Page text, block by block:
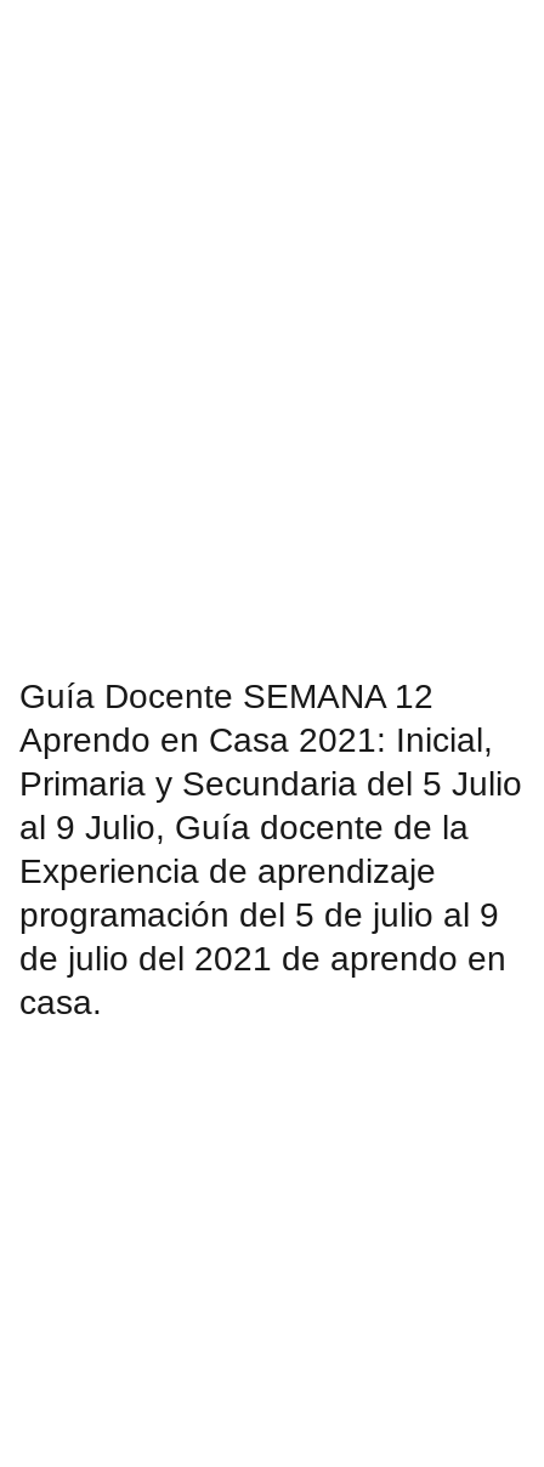
Guía Docente SEMANA 12
Aprendo en Casa 2021: Inicial,
Primaria y Secundaria del 5 Julio
al 9 Julio, Guía docente de la
Experiencia de aprendizaje
programación del 5 de julio al 9
de julio del 2021 de aprendo en
casa.